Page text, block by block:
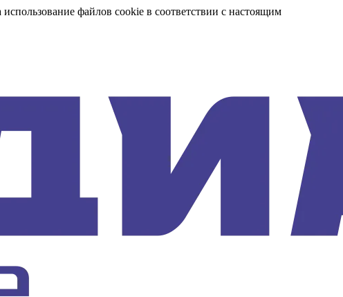
файлов cookie в соответствии с настоящим